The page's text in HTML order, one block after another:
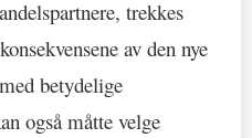
trekkes
av den nye
betydelige
også måtte velge